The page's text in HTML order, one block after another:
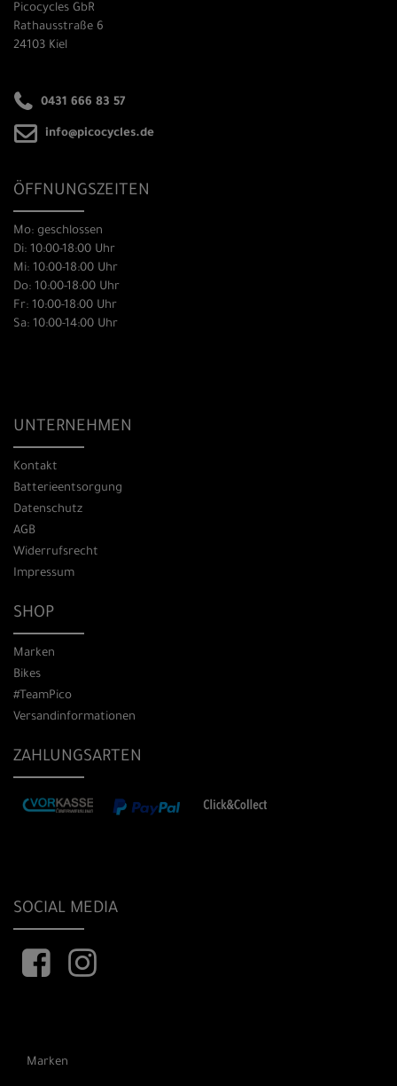
Picocycles GbR
Rathausstraße 6
24103 Kiel
0431 666 83 57
info@picocycles.de
ÖFFNUNGSZEITEN
Mo: geschlossen
Di: 10:00-18:00 Uhr
Mi: 10:00-18:00 Uhr
Do: 10:00-18:00 Uhr
Fr: 10:00-18:00 Uhr
Sa: 10:00-14:00 Uhr
UNTERNEHMEN
Kontakt
Batterieentsorgung
Datenschutz
AGB
Widerrufsrecht
Impressum
SHOP
Marken
Bikes
#TeamPico
Versandinformationen
ZAHLUNGSARTEN
SOCIAL MEDIA
Marken